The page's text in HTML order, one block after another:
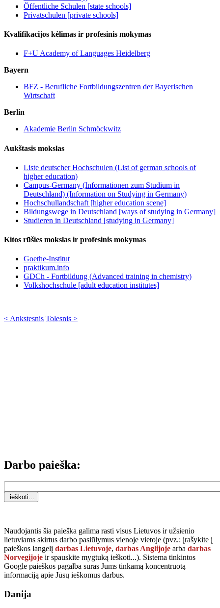
Öffentliche Schulen [state schools]
Privatschulen [private schools]
Kvalifikacijos kėlimas ir profesinis mokymas
F+U Academy of Languages Heidelberg
Bayern
BFZ - Berufliche Fortbildungszentren der Bayerischen
Wirtschaft
Berlin
Akademie Berlin Schmöckwitz
Aukštasis mokslas
Liste deutscher Hochschulen (List of german schools of
higher education)
Campus-Germany (Informationen zum Studium in
Deutschland) (Information on Studying in Germany)
Hochschullandschaft [higher education scene]
Bildungswege in Deutschland [ways of studying in Germany]
Studieren in Deutschland [studying in Germany]
Kitos rūšies mokslas ir profesinis mokymas
Goethe-Institut
praktikum.info
GDCh - Fortbildung (Advanced training in chemistry)
Volkshochschule [adult education institutes]
< Ankstesnis Tolesnis >
Darbo paieška:
Naudojantis šia paieška galima rasti visus Lietuvos ir užsienio
lietuviams skirtus darbo pasiūlymus vienoje vietoje (pvz.: įrašykite į
paieškos langelį darbas Lietuvoje, darbas Anglijoje arba darbas
Norvegijoje ir spauskite mygtuką ieškoti...). Sistema tinkintos
Google paieškos pagalba suras Jums tinkamą koncentruotą
informaciją apie Jūsų ieškomus darbus.
Danija